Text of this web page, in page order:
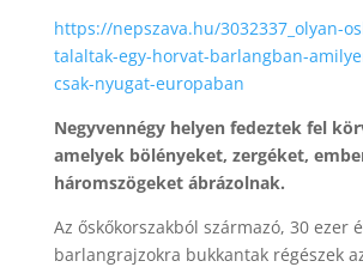
https://nepszava.hu/3032337_olyan-
talaltak-egy-horvat-barlangban-
csak-nyugat-europaban
Negyvennégy helyen fedeztek fel
amelyek bölényeket, zergéket,
háromszögeket ábrázolnak.
Az őskőkorszakból származó, 30 ezer
barlangrajzokra bukkantak régészek